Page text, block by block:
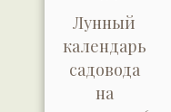
Лунный
календарь
садовода
на